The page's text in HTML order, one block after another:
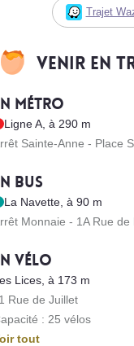
Trajet
Venir en
métro
Ligne A, à 290 m
Sainte-Anne - Place
bus
La Navette, à 90 m
Monnaie - 1A Rue de
vélo
Lices, à 173 m
Rue de Juillet
: 25 vélos
tout